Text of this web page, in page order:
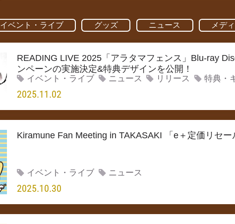
イベント・ライブ グッズ ニュース メデ
2025.11.02
READING LIVE 2025「アラタマフェンス」Blu-ray
ンペーンの実施決定&特典デザインを公開！
イベント・ライブ ニュース リリース 特典・
2025.10.30
Kiramune Fan Meeting in TAKASAKI 「e＋定価リセ
イベント・ライブ ニュース